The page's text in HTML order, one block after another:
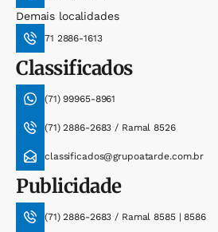
Demais localidades
71 2886-1613
Classificados
(71) 99965-8961
(71) 2886-2683 / Ramal 8526
classificados@grupoatarde.com.br
Publicidade
(71) 2886-2683 / Ramal 8585 | 8586